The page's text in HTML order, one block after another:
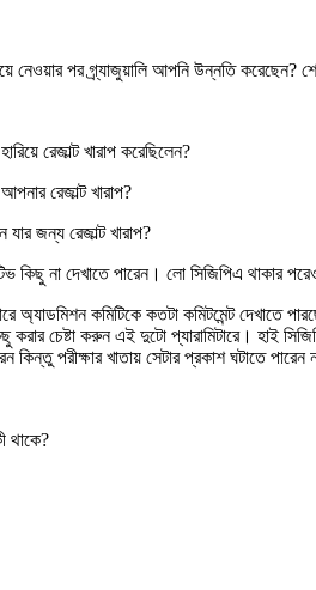
নেওয়ার পর গ্র্যাজুয়ালি আপনি উন্নতি
রেজাল্ট খারাপ করেছিলেন?
রেজাল্ট খারাপ?
জন্য রেজাল্ট খারাপ?
কিছু না দেখাতে পারেন। লো সিজিপিএ থাকার
অ্যাডমিশন কমিটিকে কতটা কমিটমেন্ট দেখাতে
চেষ্টা করুন এই দুটো প্যারামিটারে। হাই
কিন্তু পরীক্ষার খাতায় সেটার প্রকাশ ঘটাতে
থাকে?